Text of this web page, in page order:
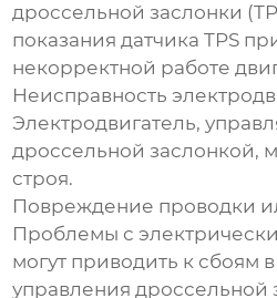
дроссельной заслонки
показания датчика TPS
некорректной работе
Неисправность
Электродвигатель,
дроссельной заслонкой,
строя.
Повреждение проводки
Проблемы с
могут приводить к сбоям
управлениядроссельной